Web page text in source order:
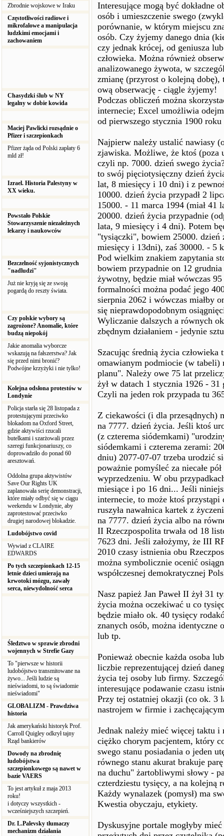
Zbrodnie wojskowe w Iraku
Częstotliwości radiowe i
mikrofalowe a manipulacja
ludzkimi emocjami i
zachowaniem
Chasydzki ślub w NY
legalny w dobie kowida
Maciej Pawlicki rozsądnie o
Pfizer i szczepionkach
Pfizer żąda od Polski zapłaty 6
mld zł!
Izrael. Historia Palestyny w
XX wieku.
Powstało Polskie
Stowarzyszenie niezależnych
lekarzy i naukowców
Bezczelność syjonistycznych
"nadludzi"
Już nie kryją się ze swoją
pogardą do reszty świata.
Czy polskie wybory są
zagrożone? Anomalie, które
budzą niepokój
Jakie anomalia wyborcze
wskazują na fałszerstwa? Jak
się przed nimi bronić?
Podwójne krzyżyki i nie tylko!
Kolejna odsłona protestów w
Londynie
Policja starła się 28 listopada z
protestującymi przeciwko
blokadom na Oxford Street,
gdzie aktywiści rzucali
butelkami i szarżowali przez
szeregi funkcjonariuszy, co
doprowadziło do ponad 60
aresztowań.
Oddolna grupa aktywistów
Save Our Rights UK
zaplanowała serię demonstracji,
które miały odbyć się w ciągu
weekendu w Londynie, aby
zaprotestować przeciwko
drugiej narodowej blokadzie.
Ludobójstwo covid
Wywiad z CLAIRE
EDWARDS
Po tych szczepionkach 12-15
letnie dzieci umierają na
krwotoki mózgu, zawały
serca, niewydolność serca
Śledztwo w sprawie zbrodni
wojennych w Strefie Gazy
To "pierwsze w historii
ludobójstwo transmitowane na
żywo... Jeśli ludzie są
nieświadomi, to są świadomie
nieświadomi"
GLOBALIZM - Prawdziwa
historia
Jak amerykański historyk Prof.
Carroll Quigley odkrył tajny
Rząd bankierów
Dowody na zbrodnię
ludobójstwa
szczepionkowego są nawet w
bazie VAERS
To jest artykuł z maja 2013
roku!
i dotyczy wszystkich -
wcześniejszych szczepień.
Dr. L.Palevsky tłumaczy
mechanizm działania
Interesujące mogą być dokładne
osób i umieszczenie swego
porównanie, w którym miejscu
osób. Czy żyjemy danego dnia
czy jednak krócej, od geniusza
człowieka. Można również
analizowanego żywota, w
zmianę (przyrost o kolejną
ową obserwację - ciągle żyjemy!
Podczas obliczeń można
internecie; Excel umożliwia
od pierwszego stycznia 1900
Najpierw należy ustalić nawiasy
zjawiska. Możliwe, że ktoś (poza
czyli np. 7000. dzień swego
to swój pięciotysięczny dzień
lat, 8 miesięcy i 10 dni) i z
10000. dzień życia przypadł 2
15000. - 11 marca 1994 (miał
20000. dzień życia przypadnie
lata, 9 miesięcy i 4 dni). Potem
"tysiączki", bowiem 25000. dzień
miesięcy i 13dni), zaś 30000. - 5
Pod wielkim znakiem zapytania
bowiem przypadnie on 12
żywotny, będzie miał wówczas
formalności można podać jego
sierpnia 2062 i wówczas miałby
się nieprawdopodobnym
Wyliczanie dalszych a równych
zbędnym działaniem - jedynie
Szacując średnią życia
omawianym podmiocie (w tabeli)
planu". Należy owe 75 lat
żył w datach 1 stycznia 1926 -
Czyli na jeden rok przypada tu
Z ciekawości (i dla przesądnych)
na 7777. dzień życia. Jeśli ktoś
(z czterema siódemkami)
siódemkami i czterema zerami:
dniu) 2077-07-07 trzeba urodzić
poważnie pomyśleć za niecałe
wyprzedzeniu. W obu
miesiące i po 16 dni... Jeśli
internecie, to może ktoś
ruszyła nawałnica kartek z
na 7777. dzień życia albo na
II Rzeczpospolita trwała od 18
7623 dni. Jeśli założymy, że III
2010 czasy istnienia obu
można symbolicznie ocenić
współczesnej demokratycznej
Nasz papież Jan Paweł II żył 31
życia można oczekiwać u co
będzie miało ok. 40 tysięcy
znanych osób, można identyczne
lub tp.
Ponieważ obecnie każda osoba
liczbie reprezentującej dzień
życia tej osoby lub firmy.
interesujące podawanie czasu
Przy tej ostatniej okazji (co ok. 3
nastrojem w firmie i
Jednak należy mieć więcej taktu i
ciężko chorym pacjentem, który
swego stanu posiadania o jeden
równego stanu akurat brakuje
na duchu" żartobliwymi słowy -
czterdziestu tysięcy, a na kolejną
Każdy wynalazek (pomysł) ma
Kwestia obyczaju, etykiety.
Dyskusyjne portale mogłyby